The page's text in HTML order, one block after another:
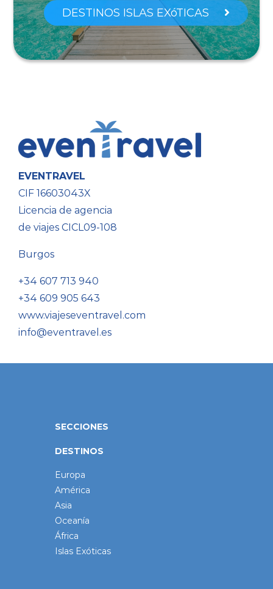
DESTINOS ISLAS EXóTICAS
EVENTRAVEL
CIF 16603043X
Licencia de agencia
de viajes CICL09-108
Burgos
+34 607 713 940
+34 609 905 643
www.viajeseventravel.com
info@eventravel.es
SECCIONES
DESTINOS
Europa
América
Asia
Oceanía
África
Islas Exóticas